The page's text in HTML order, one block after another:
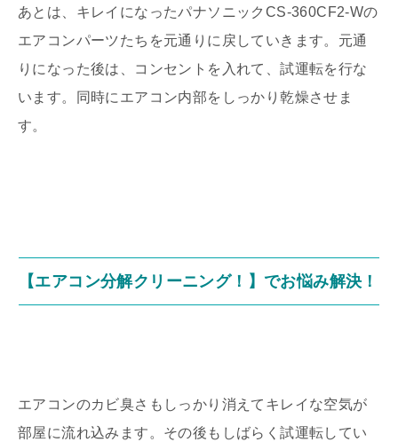
あとは、キレイになったパナソニックCS-360CF2-Wの
エアコンパーツたちを元通りに戻していきます。元通
りになった後は、コンセントを入れて、試運転を行な
います。同時にエアコン内部をしっかり乾燥させま
す。
【エアコン分解クリーニング！】でお悩み解決！
エアコンのカビ臭さもしっかり消えてキレイな空気が
部屋に流れ込みます。その後もしばらく試運転してい